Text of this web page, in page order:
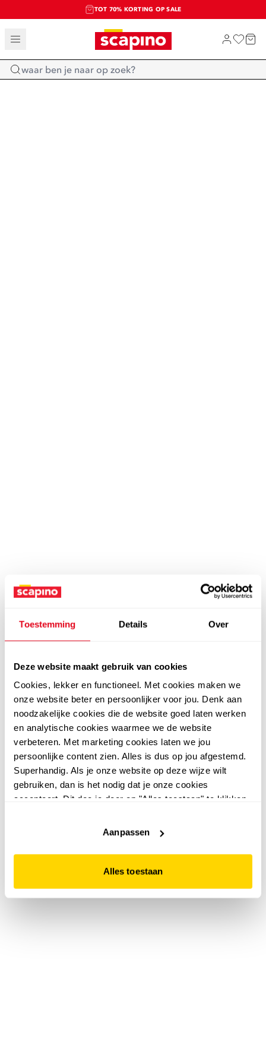
Toestemming Details Over
Deze website maakt gebruik van cookies
Cookies, lekker en functioneel. Met cookies maken we
onze website beter en persoonlijker voor jou. Denk aan
noodzakelijke cookies die de website goed laten werken
en analytische cookies waarmee we de website
verbeteren. Met marketing cookies laten we jou
persoonlijke content zien. Alles is dus op jou afgestemd.
Superhandig. Als je onze website op deze wijze wilt
gebruiken, dan is het nodig dat je onze cookies
accepteert. Dit doe je door op "Alles toestaan" te klikken.
website niet optimaal functioneert.
Aanpassen
Alles toestaan
TOT 70% KORTING OP SALE
SALE: LAATSTE KANS!
SHOP NIEUW
Home